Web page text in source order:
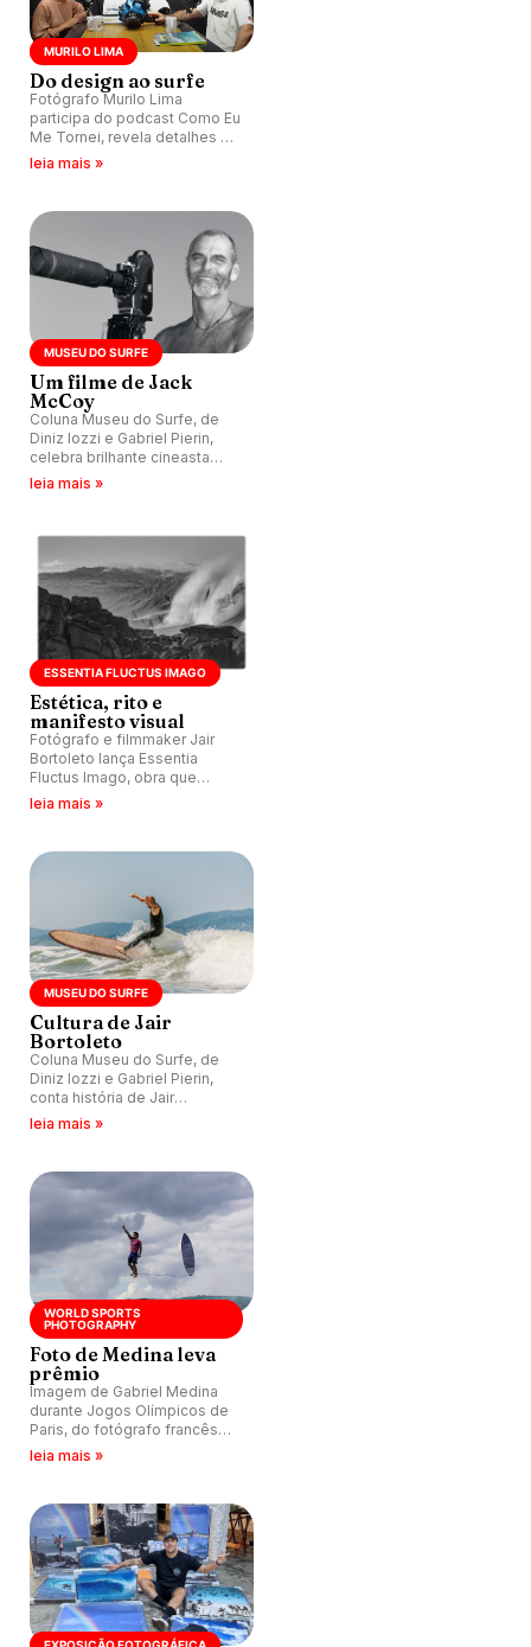
MURILO LIMA
Do design ao surfe
Fotógrafo Murilo Lima
participa do podcast Como Eu
Me Tornei, revela detalhes da
profissão e como transforma
leia mais »
MUSEU DO SURFE
Um filme de Jack
McCoy
Coluna Museu do Surfe, de
Diniz Iozzi e Gabriel Pierin,
celebra brilhante cineasta
norte-americano Jack McCoy,
Iguana, Blue Horizon e A
leia mais »
ESSENTIA FLUCTUS IMAGO
Estética, rito e
manifesto visual
Fotógrafo e filmmaker Jair
Bortoleto lança Essentia
Fluctus Imago, obra que
transcende surfe como mero
leia mais »
MUSEU DO SURFE
Cultura de Jair
Bortoleto
Coluna Museu do Surfe, de
Diniz Iozzi e Gabriel Pierin,
conta história de Jair
Bortoleto, referência
leia mais »
WORLD SPORTS
PHOTOGRAPHY
Foto de Medina leva
prêmio
Imagem de Gabriel Medina
durante Jogos Olímpicos de
Paris, do fotógrafo francês
Jerome Brouillet, vence World
indicadas.
leia mais »